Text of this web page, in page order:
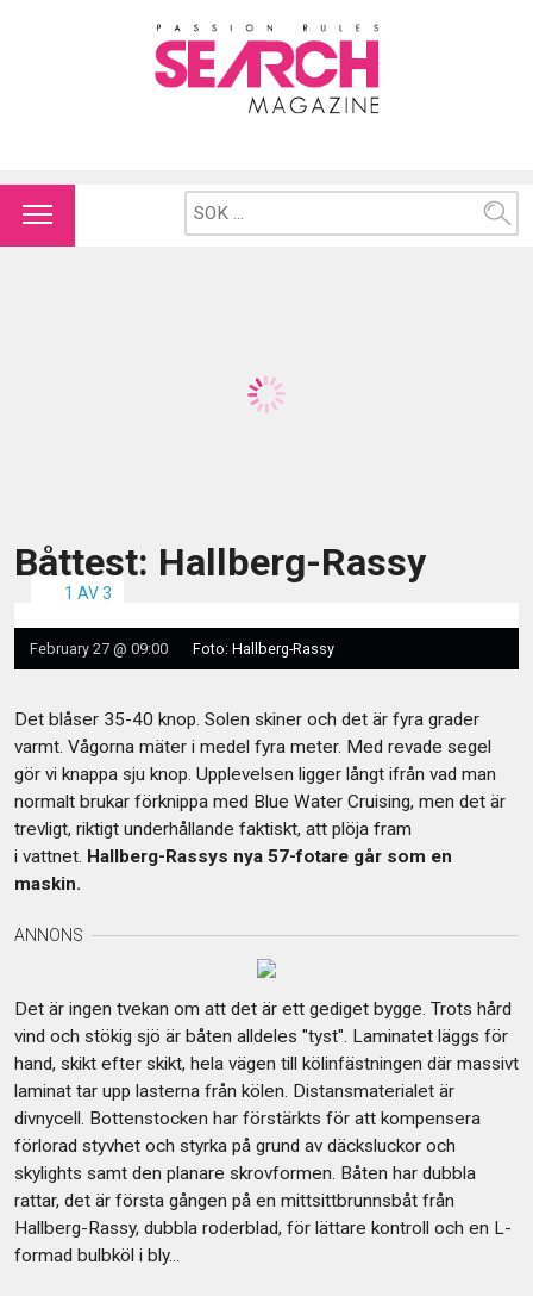
Båttest: Hallberg-Rassy
1 AV 3
February 27 @ 09:00 Foto: Hallberg-Rassy
Det blåser 35-40 knop. Solen skiner och det är fyra grader
varmt. Vågorna mäter i medel fyra meter. Med revade segel
gör vi knappa sju knop. Upplevelsen ligger långt ifrån vad man
normalt brukar förknippa med Blue Water Cruising, men det är
trevligt, riktigt underhållande faktiskt, att plöja fram
i vattnet. Hallberg-Rassys nya 57-fotare går som en
maskin.
Det är ingen tvekan om att det är ett gediget bygge. Trots hård
vind och stökig sjö är båten alldeles "tyst". Laminatet läggs för
hand, skikt efter skikt, hela vägen till kölinfästningen där massivt
laminat tar upp lasterna från kölen. Distansmaterialet är
divnycell. Bottenstocken har förstärkts för att kompensera
förlorad styvhet och styrka på grund av däcksluckor och
skylights samt den planare skrovformen. Båten har dubbla
rattar, det är första gången på en mittsittbrunnsbåt från
Hallberg-Rassy, dubbla roderblad, för lättare kontroll och en L-
formad bulbköl i bly...